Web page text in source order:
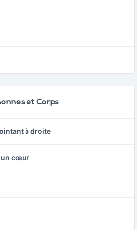
et Corps
à droite
un cœur